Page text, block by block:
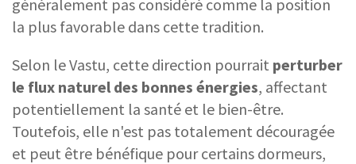
généralement pas considéré comme la position
la plus favorable dans cette tradition.
Selon le Vastu, cette direction pourrait perturber
le flux naturel des bonnes énergies, affectant
potentiellement la santé et le bien-être.
Toutefois, elle n'est pas totalement découragée
et peut être bénéfique pour certains dormeurs,